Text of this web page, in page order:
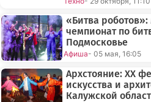
«Битва
чемпионат по
Подмосковье
Афиша- 05 мая, 16:05
Архстояние: XX
искусства и
Калужской